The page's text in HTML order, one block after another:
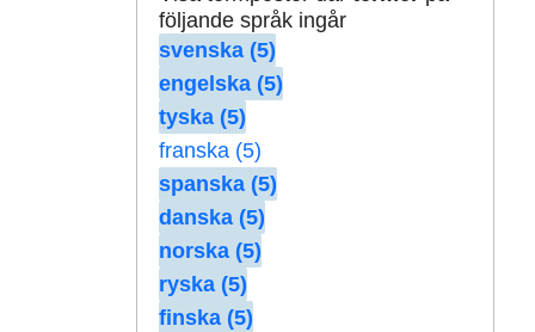
följande språk ingår
svenska (5)
engelska (5)
tyska (5)
franska (5)
spanska (5)
danska (5)
norska (5)
ryska (5)
finska (5)